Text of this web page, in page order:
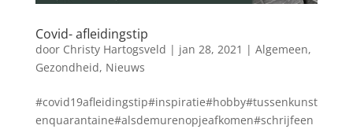
Covid- afleidingstip
door Christy Hartogsveld | jan 28, 2021 | Algemeen,
Gezondheid, Nieuws
#covid19afleidingstip#inspiratie#hobby#tussenkunst
enquarantaine#alsdemurenopjeafkomen#schrijfeen